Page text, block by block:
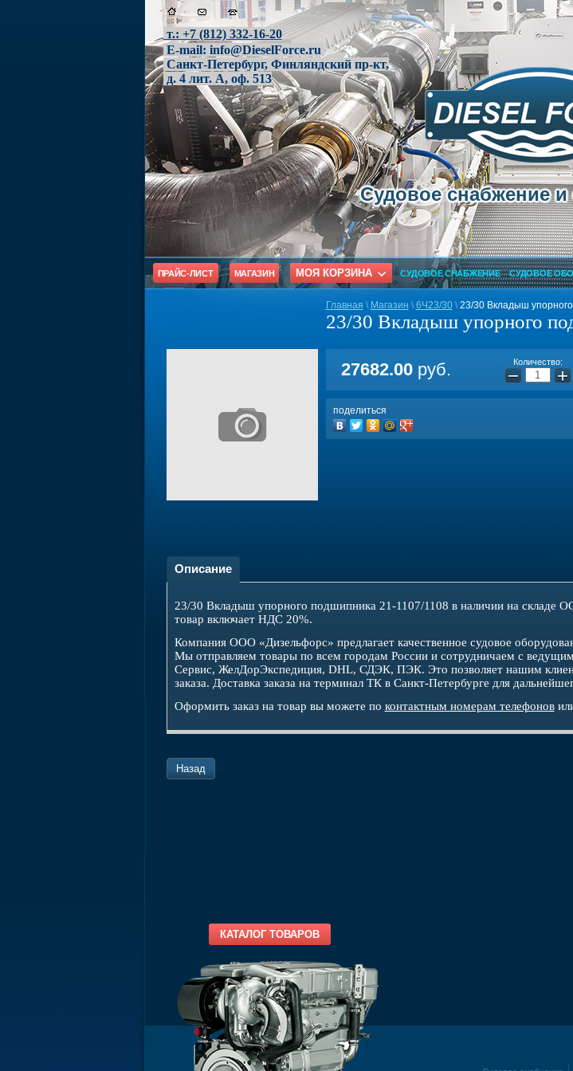
ПРАЙС-ЛИСТ МАГАЗИН МОЯ КОРЗИНА СУДОВОЕ СНАБЖЕНИЕ СУДОВОЕ
т.: +7 (812) 332-16-20
E-mail: info@DieselForce.ru
Санкт-Петербург, Финляндский пр-кт,
д. 4 лит. А, оф. 513
Судовое снабжение
Главная \ Магазин \ 6Ч23/30\ 23/30 Вкладыш
23/30 Вкладыш упорного
27682.00руб. Количество:
− +
поделиться
Описание
23/30 Вкладыш упорного подшипника 21-1107/1108 в наличии на складе
товар включает НДС 20%.
Компания ООО «Дизельфорс» предлагает качественное судовое
Мы отправляем товары по всем городам России и сотрудничаем с
Сервис, ЖелДорЭкспедиция, DHL, СДЭК, ПЭК. Это позволяет нашим
заказа. Доставка заказа на терминал ТК в Санкт-Петербурге для
Оформить заказ на товар вы можете по контактным номерам телефонов
Назад
КАТАЛОГ ТОВАРОВ